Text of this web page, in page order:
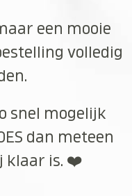
een mooie
volledig
snel mogelijk
dan meteen
klaar is. ❤️